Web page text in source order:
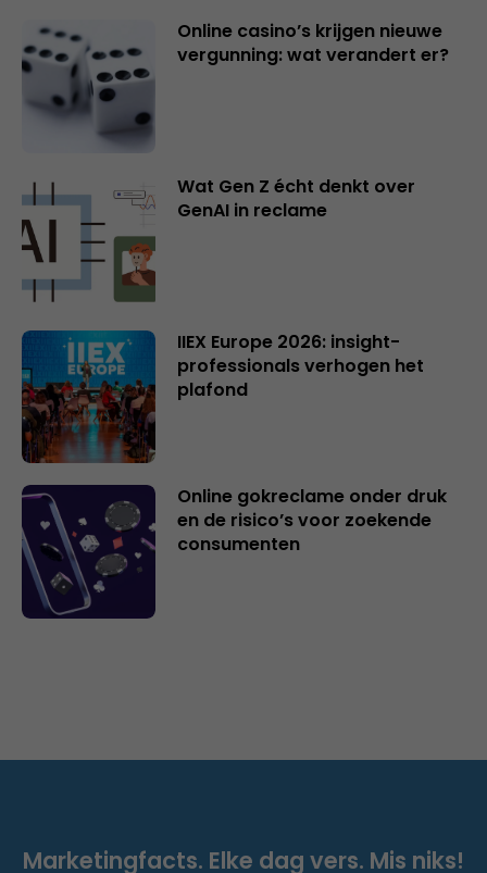
Online casino’s krijgen nieuwe
vergunning: wat verandert er?
Wat Gen Z écht denkt over
GenAI in reclame
IIEX Europe 2026: insight-
professionals verhogen het
plafond
Online gokreclame onder druk
en de risico’s voor zoekende
consumenten
Marketingfacts. Elke dag vers. Mis niks!